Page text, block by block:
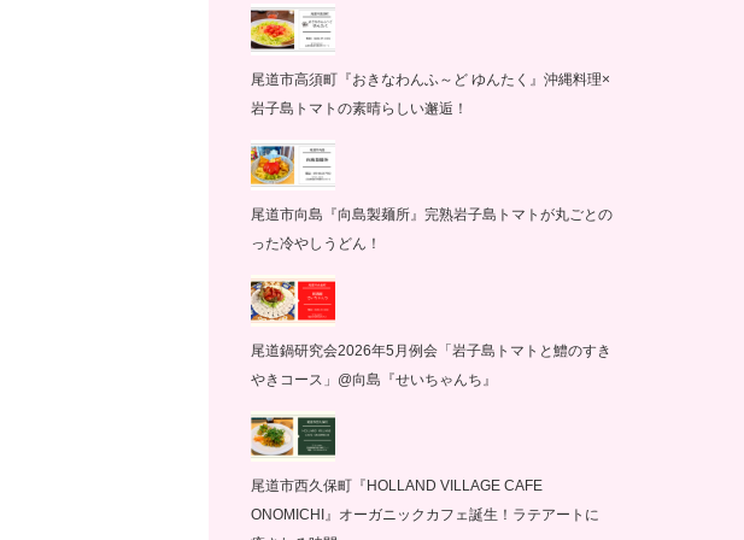
尾道市高須町『おきなわんふ～ど ゆんたく』沖縄料理×
岩子島トマトの素晴らしい邂逅！
尾道市向島『向島製麺所』完熟岩子島トマトが丸ごとの
った冷やしうどん！
尾道鍋研究会2026年5月例会「岩子島トマトと鱧のすき
やきコース」@向島『せいちゃんち』
尾道市西久保町『HOLLAND VILLAGE CAFE
ONOMICHI』オーガニックカフェ誕生！ラテアートに